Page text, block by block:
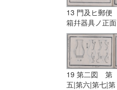
13 門及ヒ郵便
箱幷器具ノ正面
或ハ側面ノ単図
19 第二図 第
五|第六|第七|第